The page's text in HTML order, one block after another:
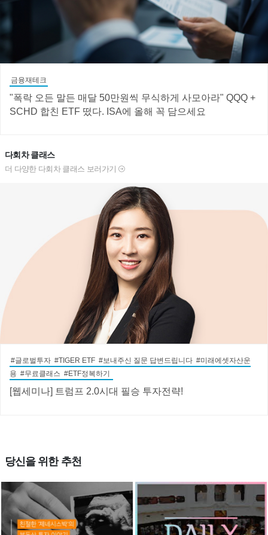
금융재테크
"폭락 오든 말든 매달 50만원씩 무식하게 사모아라" QQQ +
SCHD 합친 ETF 떴다. ISA에 올해 꼭 담으세요
다회차 클래스
더 다양한 다회차 클래스 보러가기
#글로벌투자 #TIGER ETF #보내주신 질문 답변드립니다 #미래에셋자산운
용 #무료클래스 #ETF정복하기
[웹세미나] 트럼프 2.0시대 필승 투자전략!
당신을 위한 추천